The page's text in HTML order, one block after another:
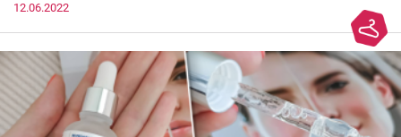
12.06.2022